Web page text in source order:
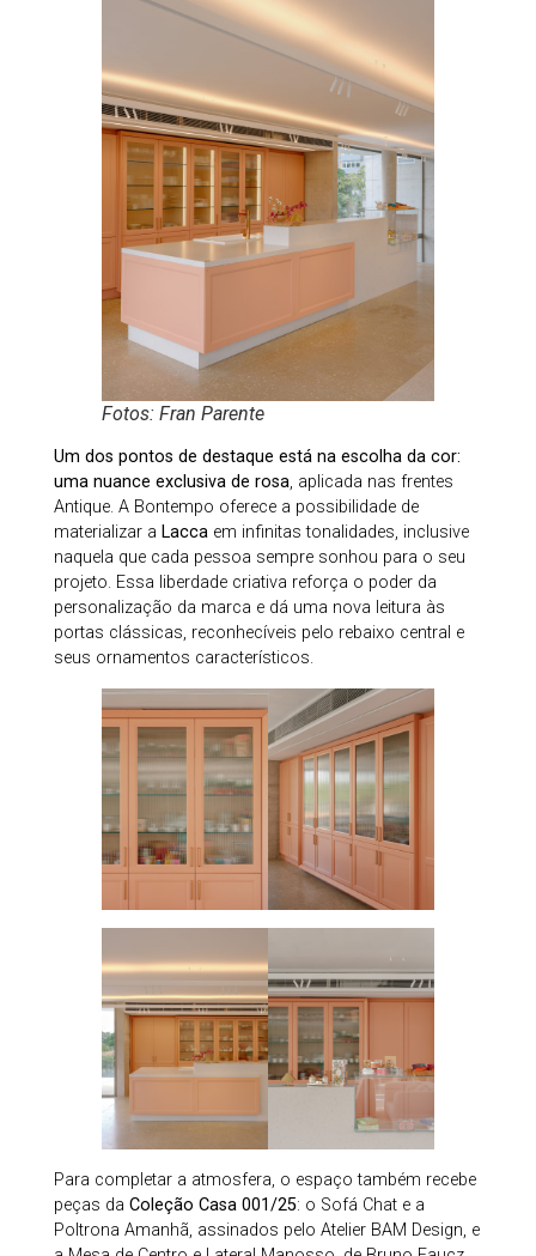
Fotos: Fran Parente
Um dos pontos de destaque está na escolha da cor:
uma nuance exclusiva de rosa, aplicada nas frentes
Antique. A Bontempo oferece a possibilidade de
materializar a Laccaem infinitas tonalidades, inclusive
naquela que cada pessoa sempre sonhou para o seu
projeto. Essa liberdade criativa reforça o poder da
personalização da marca e dá uma nova leitura às
portas clássicas, reconhecíveis pelo rebaixo central e
seus ornamentos característicos.
Para completar a atmosfera, o espaço também recebe
peças da Coleção Casa 001/25: o Sofá Chat e a
Poltrona Amanhã, assinados pelo Atelier BAM Design, e